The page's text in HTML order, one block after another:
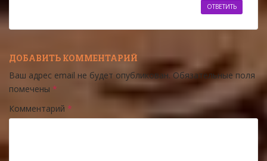
ОТВЕТИТЬ
ДОБАВИТЬ КОММЕНТАРИЙ
Ваш адрес email не будет опубликован. Обязательные поля
помечены *
Комментарий *